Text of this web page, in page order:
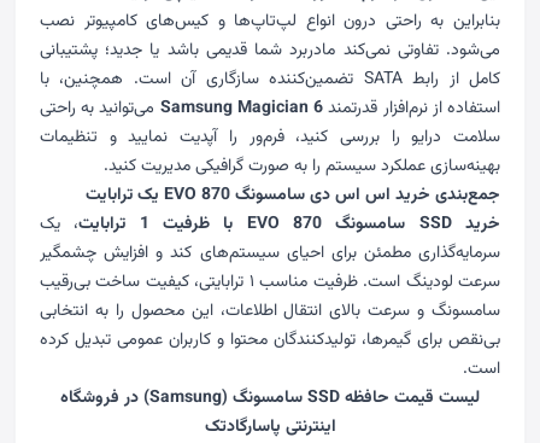
بنابراین به راحتی درون انواع لپ‌تاپ‌ها و کیس‌های کامپیوتر نصب
می‌شود. تفاوتی نمی‌کند مادربرد شما قدیمی باشد یا جدید؛ پشتیبانی
کامل از رابط SATA تضمین‌کننده سازگاری آن است. همچنین، با
استفاده از نرم‌افزار قدرتمندSamsung Magician 6 می‌توانید به راحتی
سلامت درایو را بررسی کنید، فرم‌ور را آپدیت نمایید و تنظیمات
بهینه‌سازی عملکرد سیستم را به صورت گرافیکی مدیریت کنید.
جمع‌بندی خرید اس اس دی سامسونگ 870 EVO یک ترابایت
خرید SSD سامسونگ 870 EVO با ظرفیت 1 ترابایت
، یک
سرمایه‌گذاری مطمئن برای احیای سیستم‌های کند و افزایش چشمگیر
سرعت لودینگ است. ظرفیت مناسب ۱ ترابایتی، کیفیت ساخت بی‌رقیب
سامسونگ و سرعت بالای انتقال اطلاعات، این محصول را به انتخابی
بی‌نقص برای گیمرها، تولیدکنندگان محتوا و کاربران عمومی تبدیل کرده
است.
لیست قیمت حافظه SSD سامسونگ (Samsung) درفروشگاه
اینترنتی پاسارگادتک